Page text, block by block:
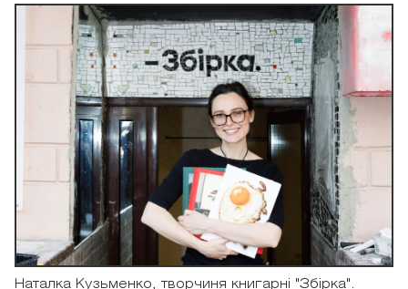
Наталка Кузьменко, творчиня книгарні "Збірка".